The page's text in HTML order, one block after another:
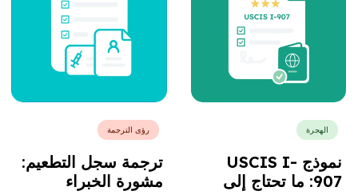
الهجرة
نموذج USCIS I-
907: ما تحتاج إلى
رؤى الترجمة
ترجمة سجل التطعيم:
مشورة الخبراء